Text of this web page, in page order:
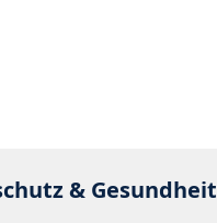
& Gesundheit